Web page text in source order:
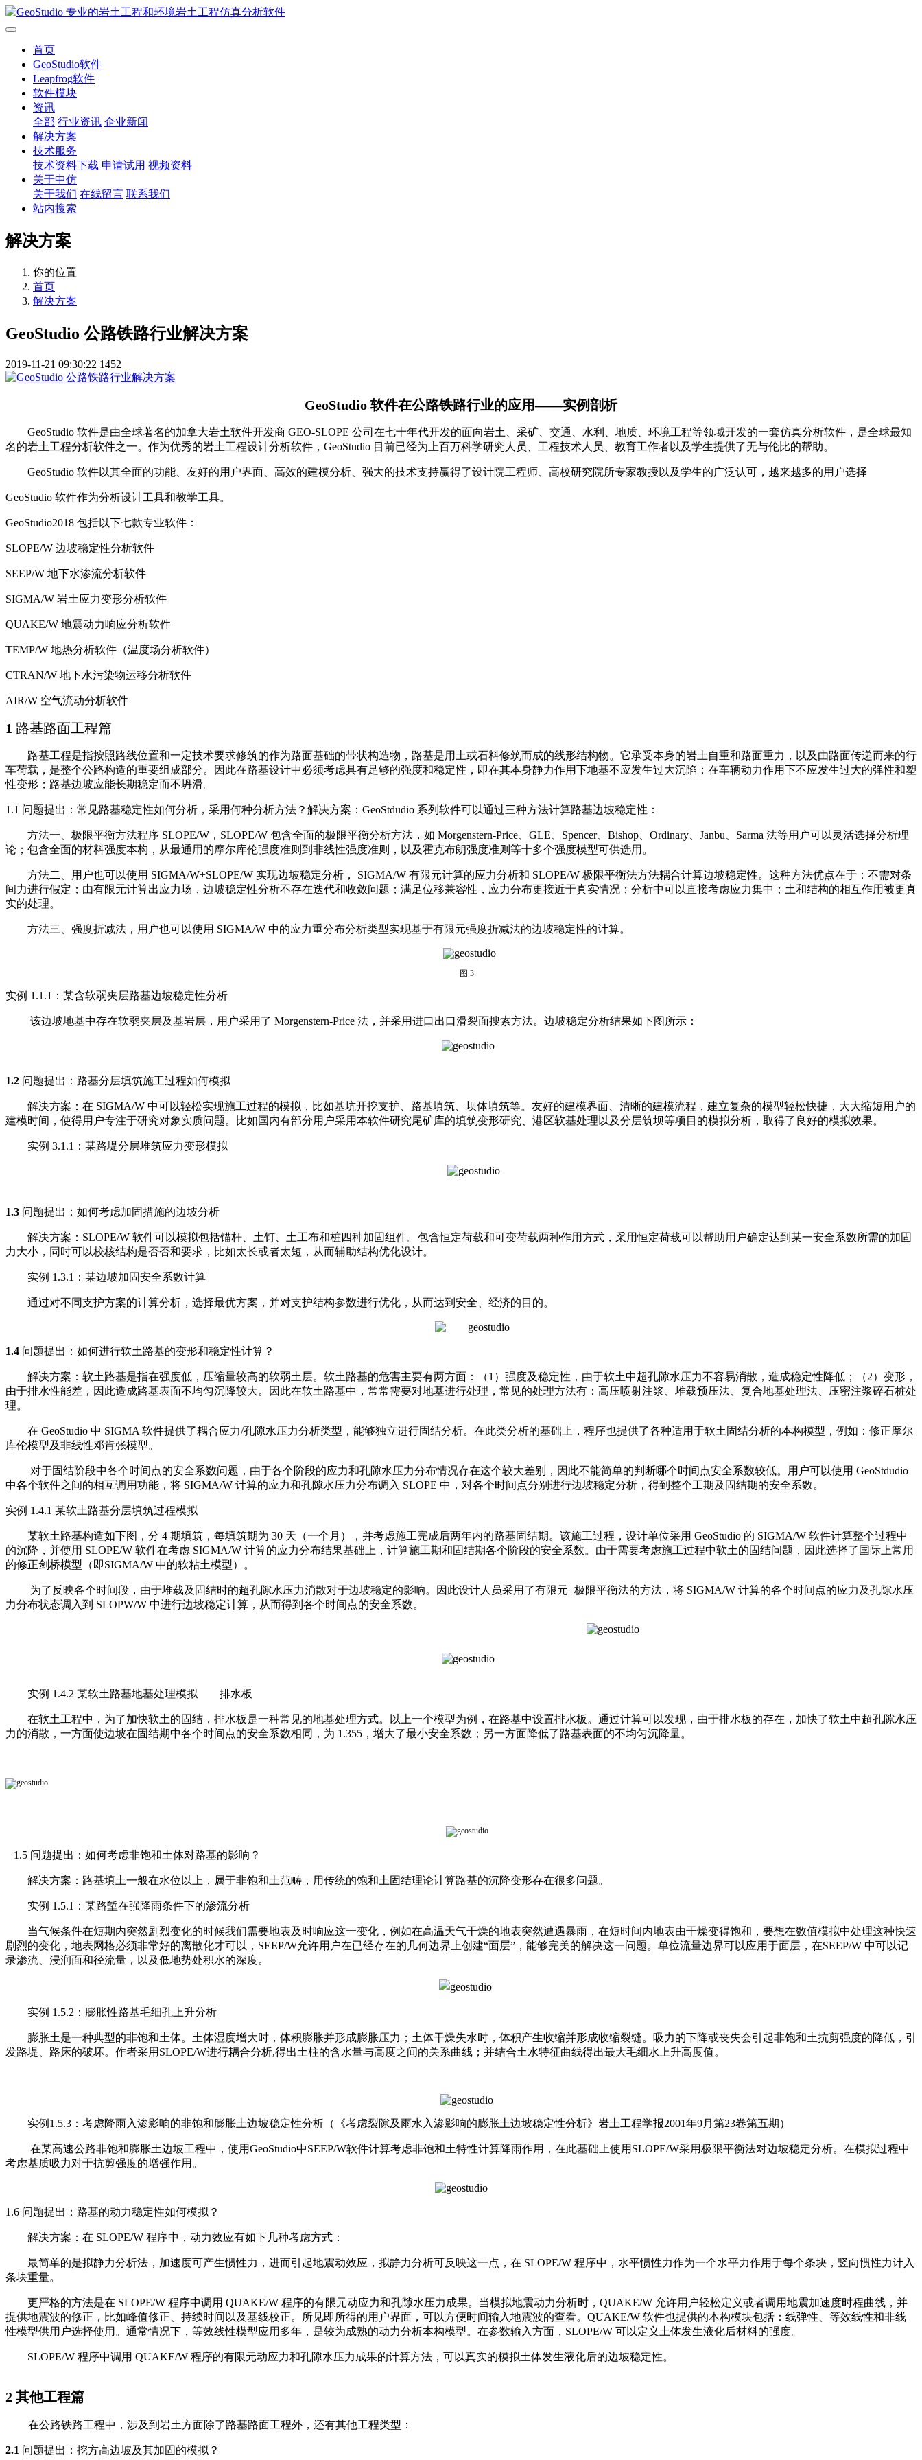
首页
GeoStudio软件
Leapfrog软件
软件模块
资讯
全部 行业资讯 企业新闻
解决方案
技术服务
技术资料下载 申请试用 视频资料
关于中仿
关于我们 在线留言 联系我们
站内搜索
解决方案
你的位置
首页
解决方案
GeoStudio 公路铁路行业解决方案
2019-11-21 09:30:22 1452
GeoStudio 软件在公路铁路行业的应用——实例剖析
GeoStudio 软件是由全球著名的加拿大岩土软件开发商 GEO-SLOPE 公司在七十年代开发的面向岩土、采矿、交通、水利、地质、环境工程等领域开发的一套仿真分析软件，是全球最知
名的岩土工程分析软件之一。作为优秀的岩土工程设计分析软件，GeoStudio 目前已经为上百万科学研究人员、工程技术人员、教育工作者以及学生提供了无与伦比的帮助。
GeoStudio 软件以其全面的功能、友好的用户界面、高效的建模分析、强大的技术支持赢得了设计院工程师、高校研究院所专家教授以及学生的广泛认可，越来越多的用户选择
GeoStudio 软件作为分析设计工具和教学工具。
GeoStudio2018 包括以下七款专业软件：
SLOPE/W 边坡稳定性分析软件
SEEP/W 地下水渗流分析软件
SIGMA/W 岩土应力变形分析软件
QUAKE/W 地震动力响应分析软件
TEMP/W 地热分析软件（温度场分析软件）
CTRAN/W 地下水污染物运移分析软件
AIR/W 空气流动分析软件
1 路基路面工程篇
路基工程是指按照路线位置和一定技术要求修筑的作为路面基础的带状构造物，路基是用土或石料修筑而成的线形结构物。它承受本身的岩土自重和路面重力，以及由路面传递而来的行
车荷载，是整个公路构造的重要组成部分。因此在路基设计中必须考虑具有足够的强度和稳定性，即在其本身静力作用下地基不应发生过大沉陷；在车辆动力作用下不应发生过大的弹性和塑
性变形；路基边坡应能长期稳定而不坍滑。
1.1 问题提出：常见路基稳定性如何分析，采用何种分析方法？解决方案：GeoStdudio 系列软件可以通过三种方法计算路基边坡稳定性：
方法一、极限平衡方法程序 SLOPE/W，SLOPE/W 包含全面的极限平衡分析方法，如 Morgenstern-Price、GLE、Spencer、Bishop、Ordinary、Janbu、Sarma 法等用户可以灵活选择分析理
论；包含全面的材料强度本构，从最通用的摩尔库伦强度准则到非线性强度准则，以及霍克布朗强度准则等十多个强度模型可供选用。
方法二、用户也可以使用 SIGMA/W+SLOPE/W 实现边坡稳定分析， SIGMA/W 有限元计算的应力分析和 SLOPE/W 极限平衡法方法耦合计算边坡稳定性。这种方法优点在于：不需对条
间力进行假定；由有限元计算出应力场，边坡稳定性分析不存在迭代和收敛问题；满足位移兼容性，应力分布更接近于真实情况；分析中可以直接考虑应力集中；土和结构的相互作用被更真
实的处理。
方法三、强度折减法，用户也可以使用 SIGMA/W 中的应力重分布分析类型实现基于有限元强度折减法的边坡稳定性的计算。
图 3
实例 1.1.1：某含软弱夹层路基边坡稳定性分析
该边坡地基中存在软弱夹层及基岩层，用户采用了 Morgenstern-Price 法，并采用进口出口滑裂面搜索方法。边坡稳定分析结果如下图所示：
1.2 问题提出：路基分层填筑施工过程如何模拟
解决方案：在 SIGMA/W 中可以轻松实现施工过程的模拟，比如基坑开挖支护、路基填筑、坝体填筑等。友好的建模界面、清晰的建模流程，建立复杂的模型轻松快捷，大大缩短用户的
建模时间，使得用户专注于研究对象实质问题。比如国内有部分用户采用本软件研究尾矿库的填筑变形研究、港区软基处理以及分层筑坝等项目的模拟分析，取得了良好的模拟效果。
实例 3.1.1：某路堤分层堆筑应力变形模拟
1.3 问题提出：如何考虑加固措施的边坡分析
解决方案：SLOPE/W 软件可以模拟包括锚杆、土钉、土工布和桩四种加固组件。包含恒定荷载和可变荷载两种作用方式，采用恒定荷载可以帮助用户确定达到某一安全系数所需的加固
力大小，同时可以校核结构是否否和要求，比如太长或者太短，从而辅助结构优化设计。
实例 1.3.1：某边坡加固安全系数计算
通过对不同支护方案的计算分析，选择最优方案，并对支护结构参数进行优化，从而达到安全、经济的目的。
1.4 问题提出：如何进行软土路基的变形和稳定性计算？
解决方案：软土路基是指在强度低，压缩量较高的软弱土层。软土路基的危害主要有两方面：（1）强度及稳定性，由于软土中超孔隙水压力不容易消散，造成稳定性降低；（2）变形，
由于排水性能差，因此造成路基表面不均匀沉降较大。因此在软土路基中，常常需要对地基进行处理，常见的处理方法有：高压喷射注浆、堆载预压法、复合地基处理法、压密注浆碎石桩处
理。
在 GeoStudio 中 SIGMA 软件提供了耦合应力/孔隙水压力分析类型，能够独立进行固结分析。在此类分析的基础上，程序也提供了各种适用于软土固结分析的本构模型，例如：修正摩尔
库伦模型及非线性邓肯张模型。
对于固结阶段中各个时间点的安全系数问题，由于各个阶段的应力和孔隙水压力分布情况存在这个较大差别，因此不能简单的判断哪个时间点安全系数较低。用户可以使用 GeoStdudio
中各个软件之间的相互调用功能，将 SIGMA/W 计算的应力和孔隙水压力分布调入 SLOPE 中，对各个时间点分别进行边坡稳定分析，得到整个工期及固结期的安全系数。
实例 1.4.1 某软土路基分层填筑过程模拟
某软土路基构造如下图，分 4 期填筑，每填筑期为 30 天（一个月），并考虑施工完成后两年内的路基固结期。该施工过程，设计单位采用 GeoStudio 的 SIGMA/W 软件计算整个过程中
的沉降，并使用 SLOPE/W 软件在考虑 SIGMA/W 计算的应力分布结果基础上，计算施工期和固结期各个阶段的安全系数。由于需要考虑施工过程中软土的固结问题，因此选择了国际上常用
的修正剑桥模型（即SIGMA/W 中的软粘土模型）。
为了反映各个时间段，由于堆载及固结时的超孔隙水压力消散对于边坡稳定的影响。因此设计人员采用了有限元+极限平衡法的方法，将 SIGMA/W 计算的各个时间点的应力及孔隙水压
力分布状态调入到 SLOPW/W 中进行边坡稳定计算，从而得到各个时间点的安全系数。
实例 1.4.2 某软土路基地基处理模拟——排水板
在软土工程中，为了加快软土的固结，排水板是一种常见的地基处理方式。以上一个模型为例，在路基中设置排水板。通过计算可以发现，由于排水板的存在，加快了软土中超孔隙水压
力的消散，一方面使边坡在固结期中各个时间点的安全系数相同，为 1.355，增大了最小安全系数；另一方面降低了路基表面的不均匀沉降量。
1.5 问题提出：如何考虑非饱和土体对路基的影响？
解决方案：路基填土一般在水位以上，属于非饱和土范畴，用传统的饱和土固结理论计算路基的沉降变形存在很多问题。
实例 1.5.1：某路堑在强降雨条件下的渗流分析
当气候条件在短期内突然剧烈变化的时候我们需要地表及时响应这一变化，例如在高温天气干燥的地表突然遭遇暴雨，在短时间内地表由干燥变得饱和，要想在数值模拟中处理这种快速
剧烈的变化，地表网格必须非常好的离散化才可以，SEEP/W允许用户在已经存在的几何边界上创建“面层”，能够完美的解决这一问题。单位流量边界可以应用于面层，在SEEP/W 中可以记
录渗流、浸润面和径流量，以及低地势处积水的深度。
实例 1.5.2：膨胀性路基毛细孔上升分析
膨胀土是一种典型的非饱和土体。土体湿度增大时，体积膨胀并形成膨胀压力；土体干燥失水时，体积产生收缩并形成收缩裂缝。吸力的下降或丧失会引起非饱和土抗剪强度的降低，引
发路堤、路床的破坏。作者采用SLOPE/W进行耦合分析,得出土柱的含水量与高度之间的关系曲线；并结合土水特征曲线得出最大毛细水上升高度值。
实例1.5.3：考虑降雨入渗影响的非饱和膨胀土边坡稳定性分析（《考虑裂隙及雨水入渗影响的膨胀土边坡稳定性分析》岩土工程学报2001年9月第23卷第五期）
在某高速公路非饱和膨胀土边坡工程中，使用GeoStudio中SEEP/W软件计算考虑非饱和土特性计算降雨作用，在此基础上使用SLOPE/W采用极限平衡法对边坡稳定分析。在模拟过程中
考虑基质吸力对于抗剪强度的增强作用。
1.6 问题提出：路基的动力稳定性如何模拟？
解决方案：在 SLOPE/W 程序中，动力效应有如下几种考虑方式：
最简单的是拟静力分析法，加速度可产生惯性力，进而引起地震动效应，拟静力分析可反映这一点，在 SLOPE/W 程序中，水平惯性力作为一个水平力作用于每个条块，竖向惯性力计入
条块重量。
更严格的方法是在 SLOPE/W 程序中调用 QUAKE/W 程序的有限元动应力和孔隙水压力成果。当模拟地震动力分析时，QUAKE/W 允许用户轻松定义或者调用地震加速度时程曲线，并
提供地震波的修正，比如峰值修正、持续时间以及基线校正。所见即所得的用户界面，可以方便时间输入地震波的查看。QUAKE/W 软件也提供的本构模块包括：线弹性、等效线性和非线
性模型供用户选择使用。通常情况下，等效线性模型应用多年，是较为成熟的动力分析本构模型。在参数输入方面，SLOPE/W 可以定义土体发生液化后材料的强度。
SLOPE/W 程序中调用 QUAKE/W 程序的有限元动应力和孔隙水压力成果的计算方法，可以真实的模拟土体发生液化后的边坡稳定性。
2 其他工程篇
在公路铁路工程中，涉及到岩土方面除了路基路面工程外，还有其他工程类型：
2.1 问题提出：挖方高边坡及其加固的模拟？